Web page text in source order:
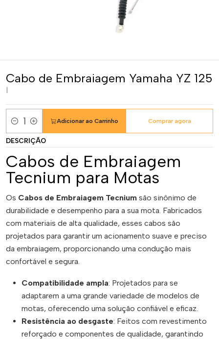
Cabo de Embraiagem Yamaha YZ 125
Quantidade
Adicionar ao Carrinho Comprar agora
DESCRIÇÃO
Cabos de Embraiagem
Tecnium para Motas
Os Cabos de Embraiagem Tecnium são sinônimo de
durabilidade e desempenho para a sua mota. Fabricados
com materiais de alta qualidade, esses cabos são
projetados para garantir um acionamento suave e preciso
da embraiagem, proporcionando uma condução mais
confortável e segura.
Compatibilidade ampla: Projetados para se
adaptarem a uma grande variedade de modelos de
motas, oferecendo uma solução confiável e eficaz.
Resistência ao desgaste: Feitos com revestimento
reforçado e componentes de qualidade, garantindo